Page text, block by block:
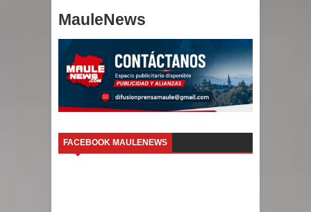
MauleNews
FACEBOOK MAULENEWS